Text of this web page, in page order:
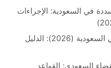
في السعودية: الإجراءات
إجراءات رفع دعوى تجارية في السعودية (2026): الدليل
السعودي: القواعد